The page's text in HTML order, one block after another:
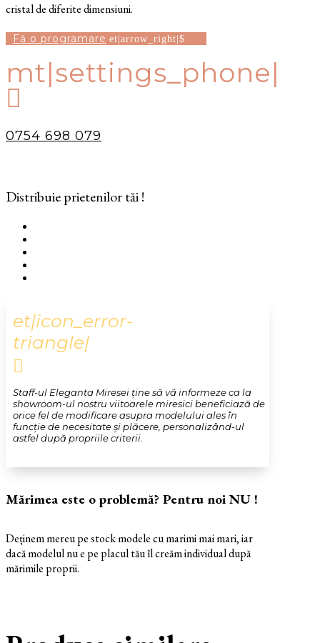
cristal de diferite dimensiuni.
Fă o programare
mt|settings_phone|

0754 698 079
Distribuie prietenilor tăi !
et|icon_error-
triangle|

Staff-ul Eleganta Miresei ține să vă informeze ca la
showroom-ul nostru viitoarele miresici beneficiază de
orice fel de modificare asupra modelului ales în
funcție de necesitate și plăcere, personalizând-ul
astfel după propriile criterii.
Mărimea este o problemă? Pentru noi NU !
Deținem mereu pe stock modele cu marimi mai mari, iar
dacă modelul nu e pe placul tău îl creăm individual după
mărimile proprii.